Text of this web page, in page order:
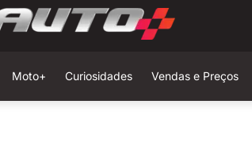
Moto+ Curiosidades Vendas e Preços